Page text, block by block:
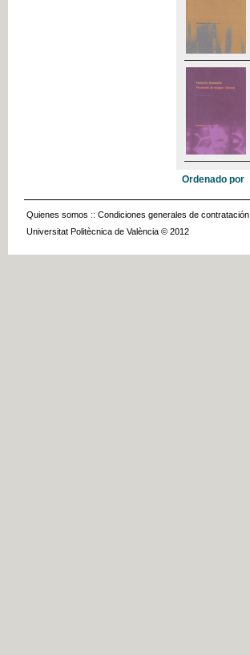
Ordenado por
Quienes somos :: Condiciones generales de contratación
Universitat Politècnica de València © 2012